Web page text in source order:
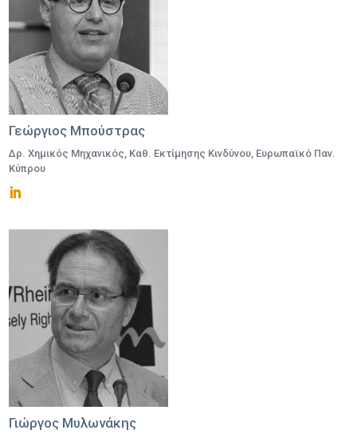
Γεώργιος Μπούστρας
Δρ. Χημικός Μηχανικός, Καθ. Εκτίμησης Κινδύνου, Ευρωπαϊκό Παν.
Κύπρου
Γιώργος Μυλωνάκης